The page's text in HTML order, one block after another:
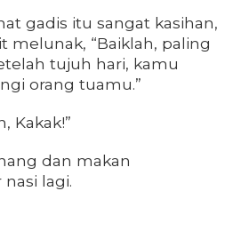
gadis itu sangat kasihan,
melunak, “Baiklah, paling
tujuh hari, kamu
orang tuamu.”
Kakak!”
dan makan
lagi.